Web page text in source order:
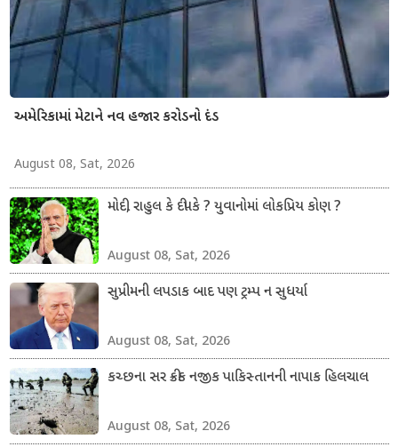
અમેરિકામાં મેટાને નવ હજાર કરોડનો દંડ
August 08, Sat, 2026
મોદી, રાહુલ કે દીપકે ? યુવાનોમાં લોકપ્રિય કોણ ?
August 08, Sat, 2026
સુપ્રીમની લપડાક બાદ પણ ટ્રમ્પ ન સુધર્યા
August 08, Sat, 2026
કચ્છના સર ક્રીક નજીક પાકિસ્તાનની નાપાક હિલચાલ
August 08, Sat, 2026